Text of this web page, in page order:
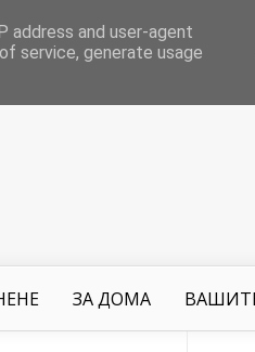
ЗА ДОМА
address and user-agent
service, generate usage